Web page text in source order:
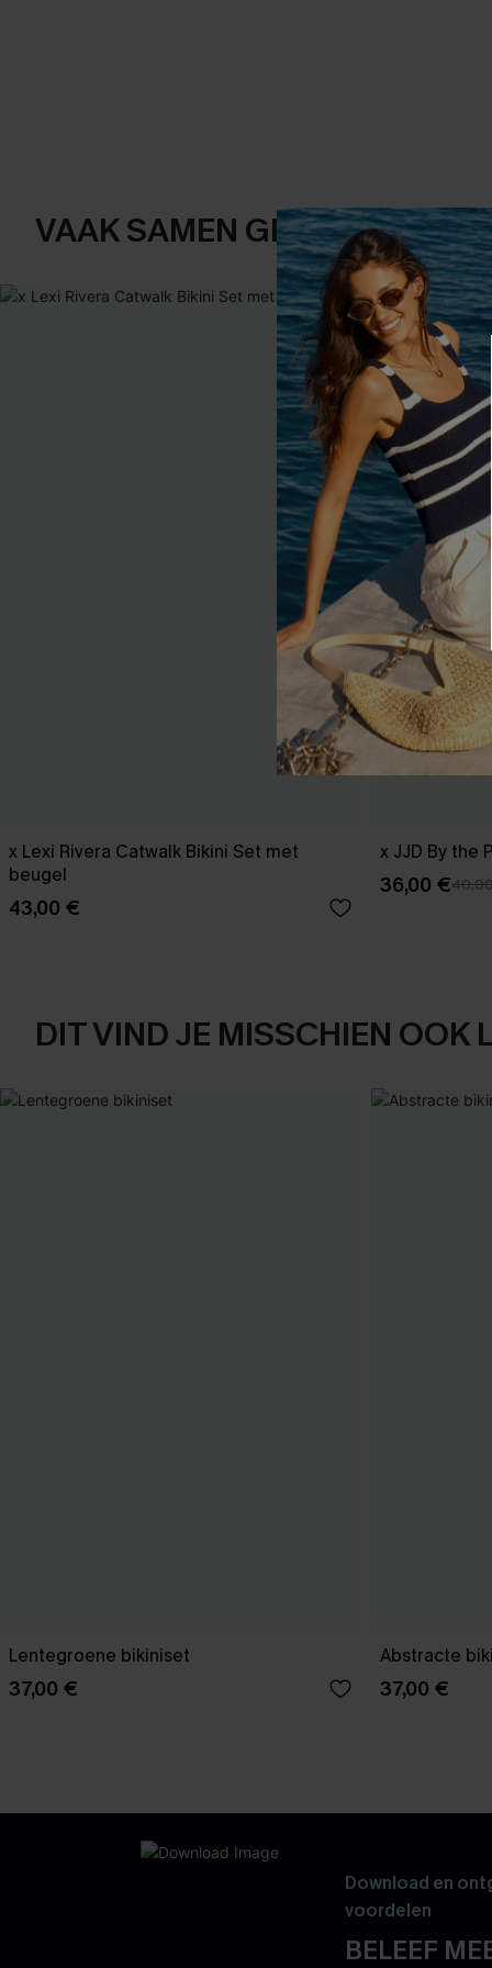
VAAK SAMEN GEKOCHT
x Lexi Rivera Catwalk Bikini Set met
beugel
43,00 €
x JJD By the
36,00 €
DIT VIND JE MISSCHIEN OOK
Lentegroene bikiniset
37,00 €
Abstracte
37,00 €
Download en
voordelen
BELEEF